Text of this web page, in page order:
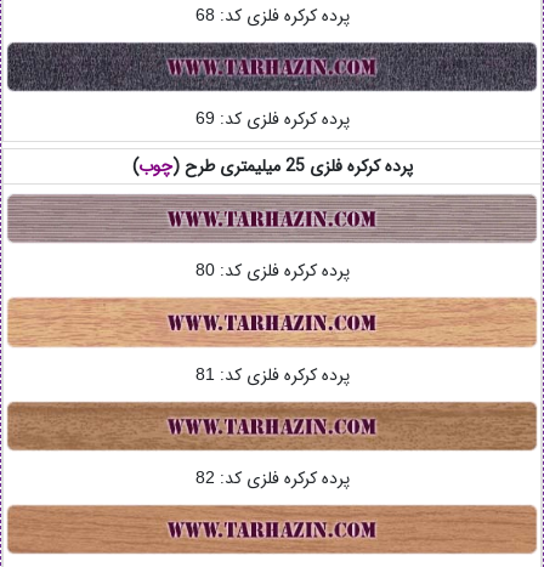
پرده کرکره فلزی کد:
پرده کرکره فلزی کد: 69
پرده کرکره فلزی 25 میلیمتری طرح ( چوب)
پرده کرکره فلزی کد: 80
پرده کرکره فلزی کد:
پرده کرکره فلزی کد: